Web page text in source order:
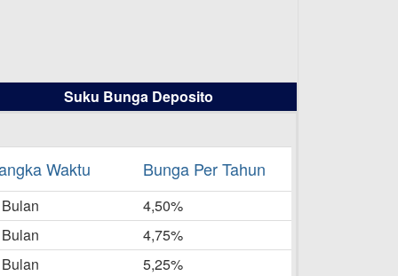
Daftar Pemenang Undian
16-06-2025
Daftar Pemenang Undian
TAMASHA Bulan Mei 2025
20-05-2025
Laporan Keuangan Berkelanjutan
Suku Bunga Deposito
Waktu Bunga Per Tahun
4,50%
4,75%
5,25%